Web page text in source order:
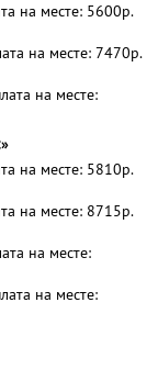
на месте: 5600р.
на месте: 7470р.
на месте:
на месте: 5810р.
на месте: 8715р.
на месте:
на месте: